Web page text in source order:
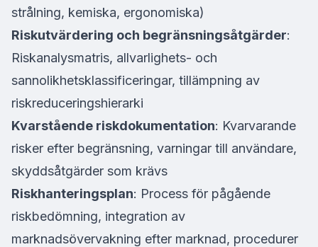
strålning, kemiska, ergonomiska)
Riskutvärdering och begränsningsåtgärder:
Riskanalysmatris, allvarlighets- och
sannolikhetsklassificeringar, tillämpning av
riskreduceringshierarki
Kvarstående riskdokumentation: Kvarvarande
risker efter begränsning, varningar till användare,
skyddsåtgärder som krävs
Riskhanteringsplan: Process för pågående
riskbedömning, integration av
marknadsövervakning efter marknad, procedurer